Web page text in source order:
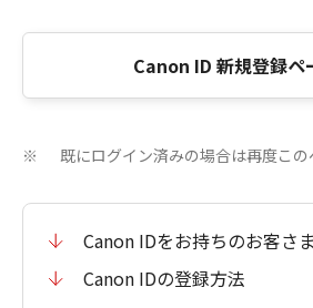
Canon ID 新規登録ペ
※ 既にログイン済みの場合は再度この
Canon IDをお持ちのお客さ
Canon IDの登録方法